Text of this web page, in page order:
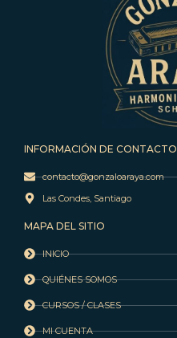
INFORMACIÓN DE CONTACTO
contacto@gonzaloaraya.com
Las Condes, Santiago
MAPA DEL SITIO
INICIO
QUIÉNES SOMOS
CURSOS / CLASES
MI CUENTA